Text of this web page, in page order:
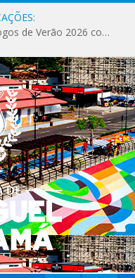
São Miguel do Guamá encerra os Jogos de Verão 2026 com sucesso de público e competições.